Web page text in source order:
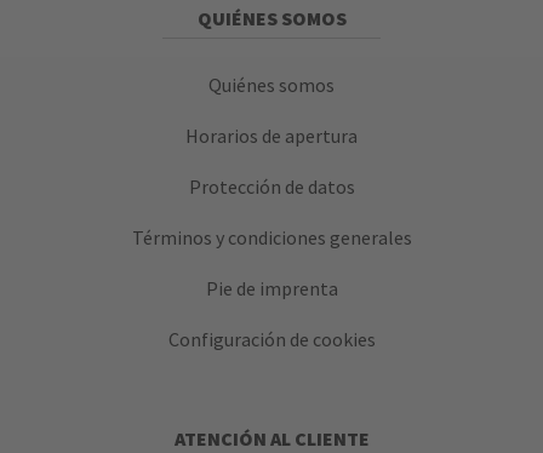
QUIÉNES SOMOS
Quiénes somos
Horarios de apertura
Protección de datos
Términos y condiciones generales
Pie de imprenta
Configuración de cookies
ATENCIÓN AL CLIENTE